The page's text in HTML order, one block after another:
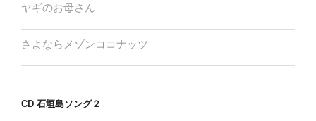
ョ
ン
ヤギのお母さん
さよならメゾンココナッツ
CD 石垣島ソング２